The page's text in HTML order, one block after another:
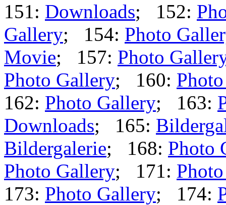
151: Downloads; 152:
Gallery; 154: Photo
Movie; 157: Photo
Photo Gallery; 160:
162: Photo Gallery; 163:
Downloads; 165:
Bildergalerie; 168: Photo
Photo Gallery; 171:
173: Photo Gallery; 174: